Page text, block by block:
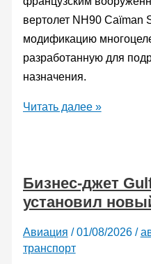
вертолет NH90
модификацию
разработанную для
назначения.
Франция
NH90
Caïman
2
для
Читать далее »
Бизнес-джет
установил
Авиация /01/08/2026 /
транспорт